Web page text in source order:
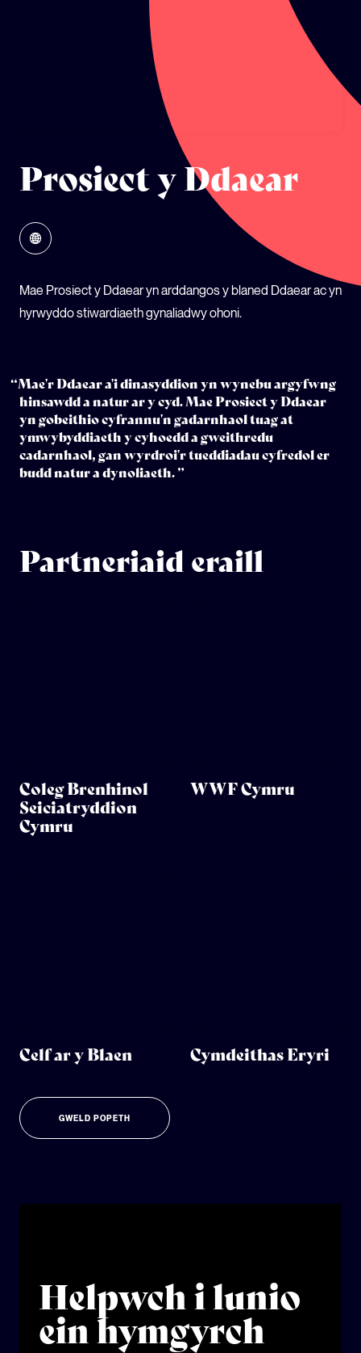
Prosiect y Ddaear
Mae Prosiect y Ddaear yn arddangos y blaned Ddaear ac yn
hyrwyddo stiwardiaeth gynaliadwy ohoni.
“Mae'r Ddaear a'i dinasyddion yn wynebu argyfwng
hinsawdd a natur ar y cyd. Mae Prosiect y Ddaear
yn gobeithio cyfrannu'n gadarnhaol tuag at
ymwybyddiaeth y cyhoedd a gweithredu
cadarnhaol, gan wyrdroi'r tueddiadau cyfredol er
budd natur a dynoliaeth. ”
Partneriaid eraill
Coleg Brenhinol
Seiciatryddion
Cymru
WWF Cymru
Celf ar y Blaen Cymdeithas Eryri
GWELD POPETH
Helpwch i lunio
ein hymgyrch
LLYSGENHADON HINSAWDD IEUENCTID